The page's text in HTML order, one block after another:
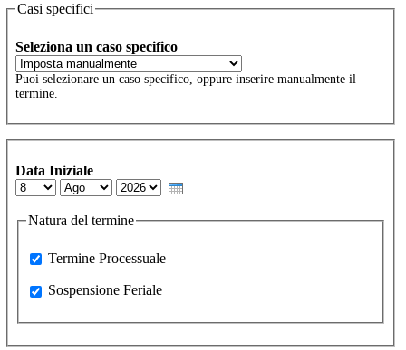
Casi specifici
Seleziona un caso specifico
Puoi selezionare un caso specifico, oppure inserire manualmente il
termine.
Data Iniziale
Day
Month Year
Natura del termine
Processuale
Termine Processuale
Sospensione Feriale
Sospensione Feriale